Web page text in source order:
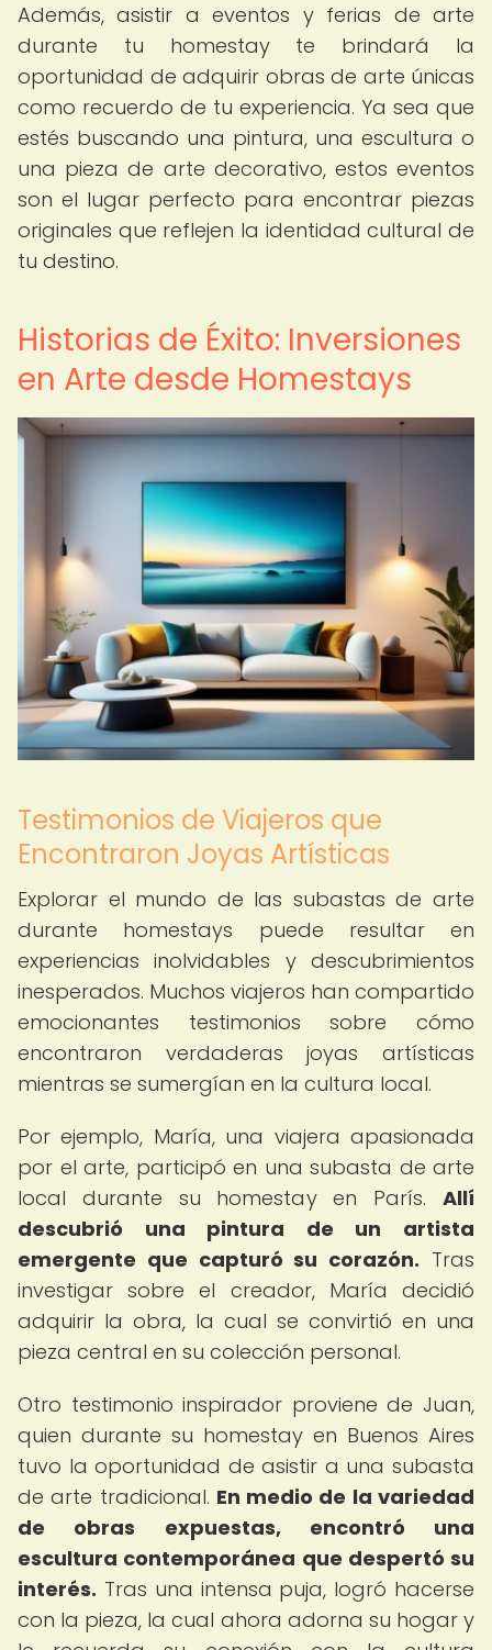
Además, asistir a eventos y ferias de arte
durante tu homestay te brindará la
oportunidad de adquirir obras de arte únicas
como recuerdo de tu experiencia. Ya sea que
estés buscando una pintura, una escultura o
una pieza de arte decorativo, estos eventos
son el lugar perfecto para encontrar piezas
originales que reflejen la identidad cultural de
tu destino.
Historias de Éxito: Inversiones
en Arte desde Homestays
Testimonios de Viajeros que
Encontraron Joyas Artísticas
Explorar el mundo de las subastas de arte
durante homestays puede resultar en
experiencias inolvidables y descubrimientos
inesperados. Muchos viajeros han compartido
emocionantes testimonios sobre cómo
encontraron verdaderas joyas artísticas
mientras se sumergían en la cultura local.
Por ejemplo, María, una viajera apasionada
por el arte, participó en una subasta de arte
local durante su homestay en París. Allí
descubrió una pintura de un artista
emergente que capturó su corazón. Tras
investigar sobre el creador, María decidió
adquirir la obra, la cual se convirtió en una
pieza central en su colección personal.
Otro testimonio inspirador proviene de Juan,
quien durante su homestay en Buenos Aires
tuvo la oportunidad de asistir a una subasta
de arte tradicional. En medio de la variedad
de obras expuestas, encontró una
escultura contemporánea que despertó su
interés. Tras una intensa puja, logró hacerse
con la pieza, la cual ahora adorna su hogar y